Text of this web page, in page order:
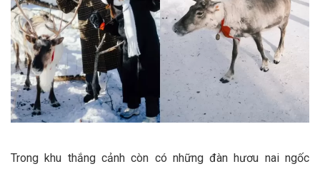
Trong khu thắng cảnh còn có những đàn hươu nai ngốc